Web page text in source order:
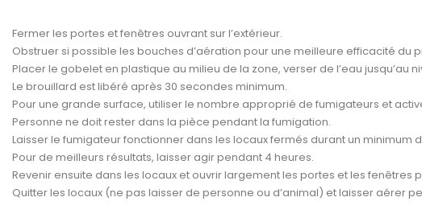
Fermer les portes et fenêtres ouvrant sur l’extérieur.
Obstruer si possible les bouches d’aération pour une meilleure efficacité du
Placer le gobelet en plastique au milieu de la zone, verser de l’eau
Le brouillard est libéré après 30 secondes minimum.
Pour une grande surface, utiliser le nombre approprié de fumigateurs et
Personne ne doit rester dans la pièce pendant la fumigation.
Laisser le fumigateur fonctionner dans les locaux fermés durant un minimum
Pour de meilleurs résultats, laisser agir pendant 4 heures.
Revenir ensuite dans les locaux et ouvrir largement les portes et les fenêtres
Quitter les locaux (ne pas laisser de personne ou d’animal) et laisser aérer